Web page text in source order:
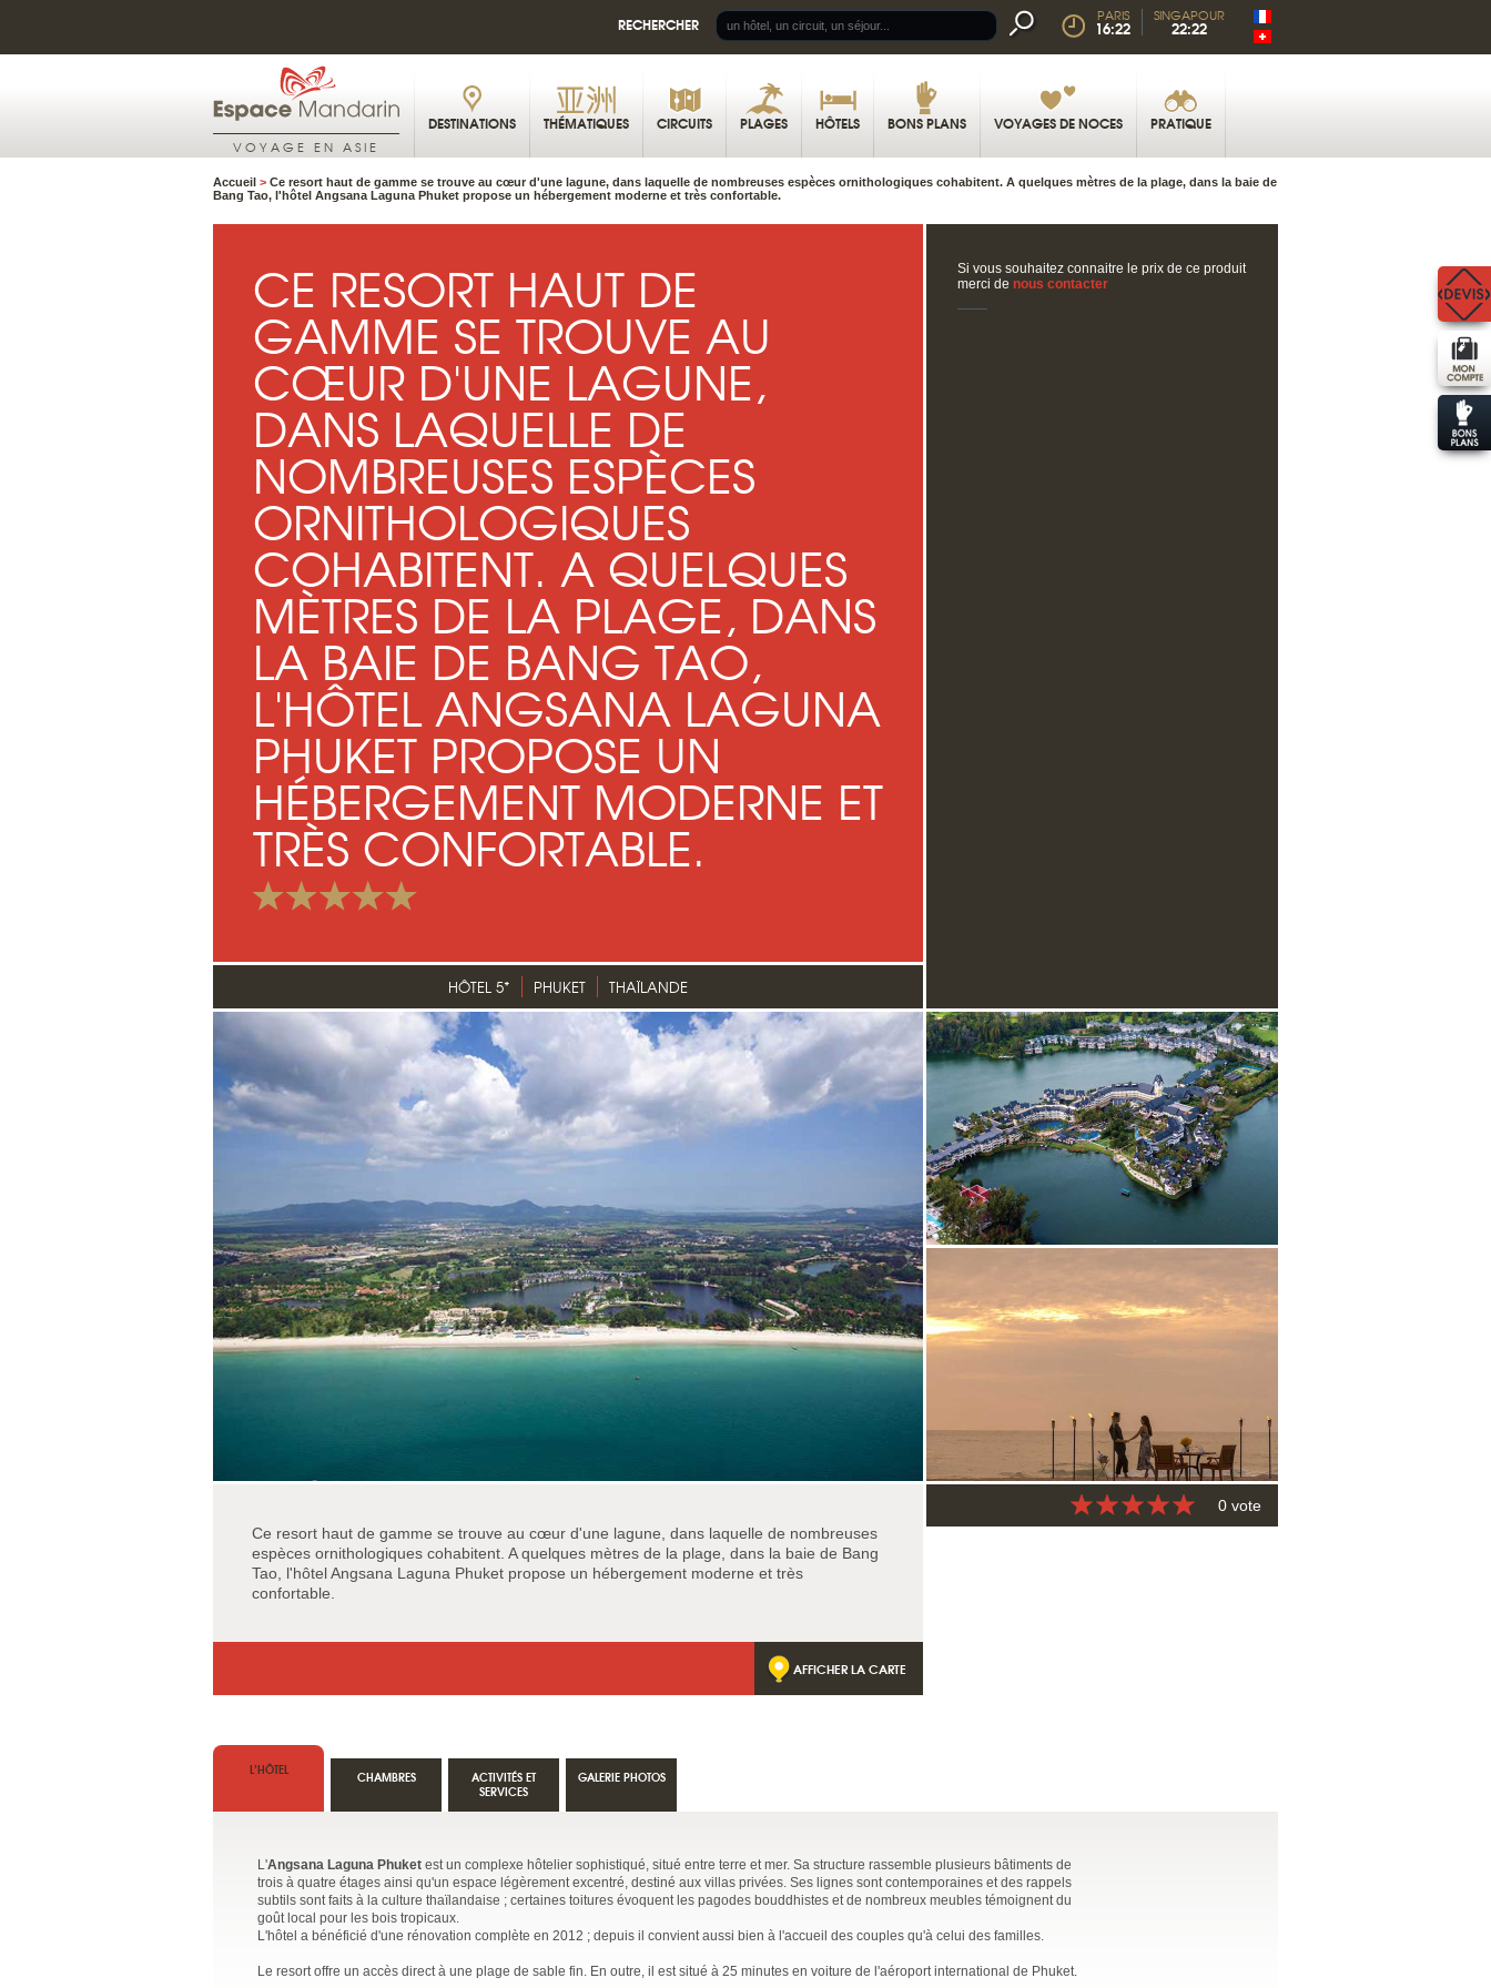
RECHERCHER PARIS
16:22
SINGAPOUR
22:22
VOYAGE EN ASIE
DESTINATIONS THÉMATIQUES CIRCUITS PLAGES HÔTELS BONS PLANS VOYAGES DE NOCES PRATIQUE
Accueil > Ce resort haut de gamme se trouve au cœur d'une lagune, dans laquelle de nombreuses espèces ornithologiques cohabitent. A quelques mètres de la plage, dans la baie de
Bang Tao, l'hôtel Angsana Laguna Phuket propose un hébergement moderne et très confortable.
CE RESORT HAUT DE
GAMME SE TROUVE AU
CŒUR D'UNE LAGUNE,
DANS LAQUELLE DE
NOMBREUSES ESPÈCES
ORNITHOLOGIQUES
COHABITENT. A QUELQUES
MÈTRES DE LA PLAGE, DANS
LA BAIE DE BANG TAO,
L'HÔTEL ANGSANA LAGUNA
PHUKET PROPOSE UN
HÉBERGEMENT MODERNE ET
TRÈS CONFORTABLE.
HÔTEL 5* PHUKET THAÏLANDE
Si vous souhaitez connaitre le prix de ce produit
merci de nous contacter
Ce resort haut de gamme se trouve au cœur d'une lagune, dans laquelle de nombreuses
espèces ornithologiques cohabitent. A quelques mètres de la plage, dans la baie de Bang
Tao, l'hôtel Angsana Laguna Phuket propose un hébergement moderne et très
confortable.
AFFICHER LA CARTE
0 vote
L’HÔTEL
L'Angsana Laguna Phuket est un complexe hôtelier sophistiqué, situé entre terre et mer. Sa structure rassemble plusieurs bâtiments de
trois à quatre étages ainsi qu'un espace légèrement excentré, destiné aux villas privées. Ses lignes sont contemporaines et des rappels
subtils sont faits à la culture thaïlandaise ; certaines toitures évoquent les pagodes bouddhistes et de nombreux meubles témoignent du
goût local pour les bois tropicaux.
L'hôtel a bénéficié d'une rénovation complète en 2012 ; depuis il convient aussi bien à l'accueil des couples qu'à celui des familles.
Le resort offre un accès direct à une plage de sable fin. En outre, il est situé à 25 minutes en voiture de l'aéroport international de Phuket.
CHAMBRES
ACTIVITÉS ET
SERVICES
GALERIE PHOTOS